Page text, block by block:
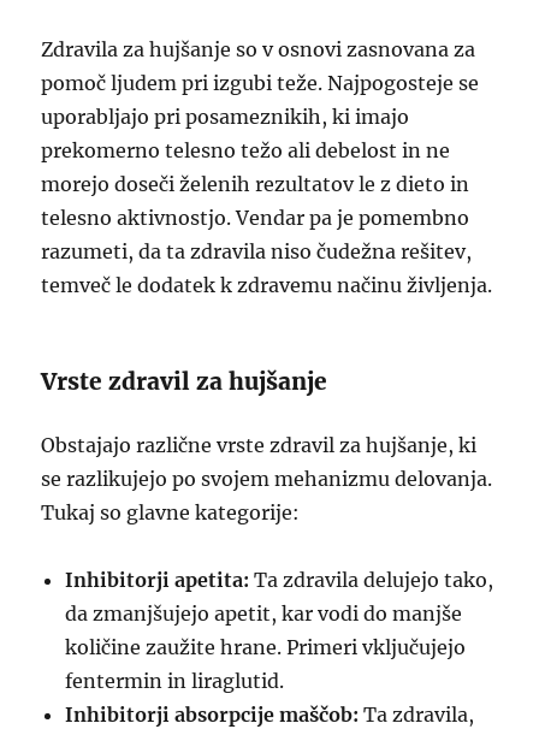
Zdravila za hujšanje so v osnovi zasnovana za
pomoč ljudem pri izgubi teže. Najpogosteje se
uporabljajo pri posameznikih, ki imajo
prekomerno telesno težo ali debelost in ne
morejo doseči želenih rezultatov le z dieto in
telesno aktivnostjo. Vendar pa je pomembno
razumeti, da ta zdravila niso čudežna rešitev,
temveč le dodatek k zdravemu načinu življenja.
Vrste zdravil za hujšanje
Obstajajo različne vrste zdravil za hujšanje, ki
se razlikujejo po svojem mehanizmu delovanja.
Tukaj so glavne kategorije:
Inhibitorji apetita: Ta zdravila delujejo tako,
da zmanjšujejo apetit, kar vodi do manjše
količine zaužite hrane. Primeri vključujejo
fentermin in liraglutid.
Inhibitorji absorpcije maščob: Ta zdravila,